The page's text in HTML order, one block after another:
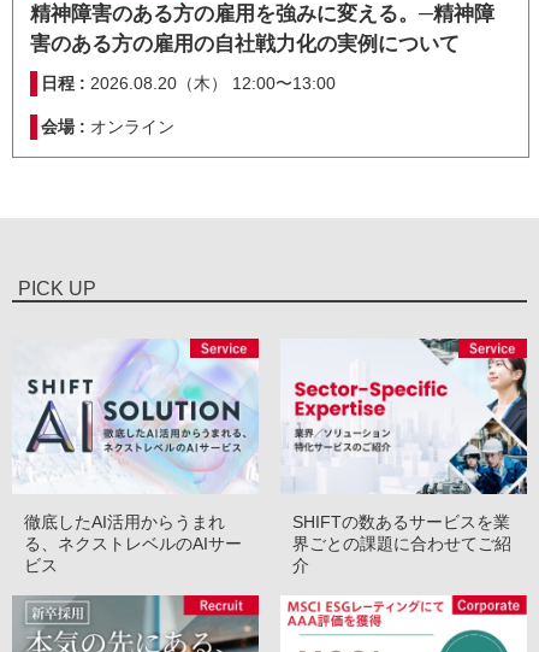
精神障害のある方の雇用を強みに変える。─精神障
害のある方の雇用の自社戦力化の実例について
日程 : 2026.08.20（木） 12:00〜13:00
会場 : オンライン
PICK UP
徹底したAI活用からうまれ
る、ネクストレベルのAIサー
ビス
SHIFTの数あるサービスを業
界ごとの課題に合わせてご紹
介